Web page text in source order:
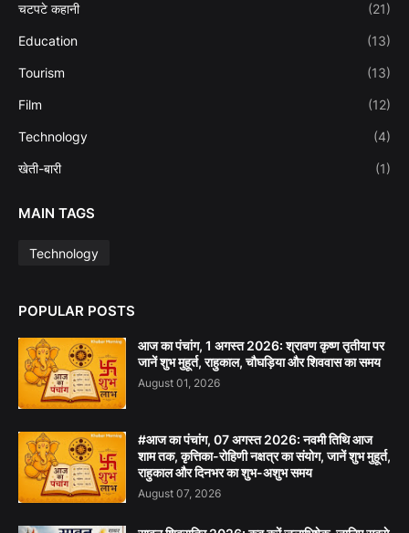
चटपटे कहानी (21)
Education (13)
Tourism (13)
Film (12)
Technology (4)
खेती-बारी (1)
MAIN TAGS
Technology
POPULAR POSTS
आज का पंचांग, 1 अगस्त 2026: श्रावण कृष्ण तृतीया पर
जानें शुभ मुहूर्त, राहुकाल, चौघड़िया और शिववास का समय
August 01, 2026
#आज का पंचांग, 07 अगस्त 2026: नवमी तिथि आज
शाम तक, कृत्तिका-रोहिणी नक्षत्र का संयोग, जानें शुभ मुहूर्त,
राहुकाल और दिनभर का शुभ-अशुभ समय
August 07, 2026